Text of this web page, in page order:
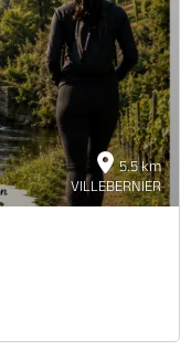
5.5 km
VILLEBERNIER